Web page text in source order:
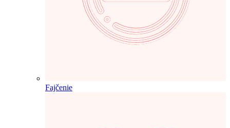
Fajčenie